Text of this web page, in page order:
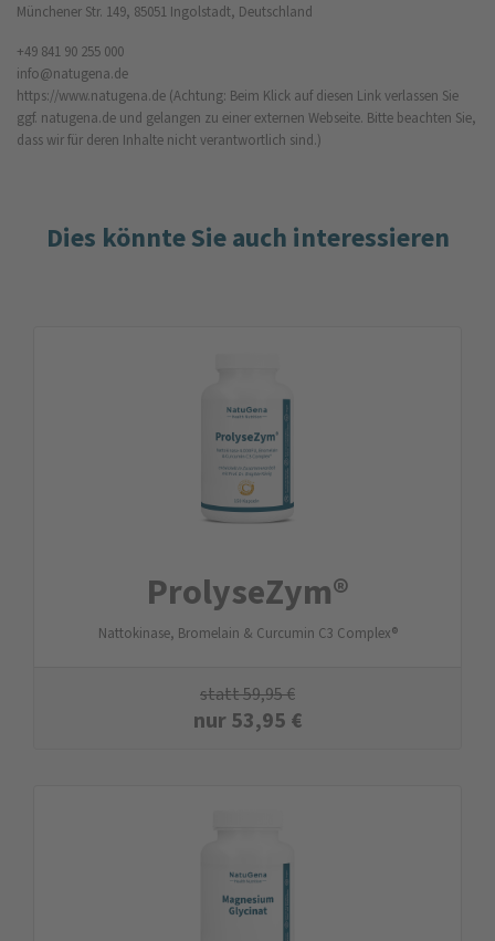
Münchener Str. 149, 85051 Ingolstadt, Deutschland
+49 841 90 255 000
info@natugena.de
https://www.natugena.de (Achtung: Beim Klick auf diesen Link verlassen Sie
ggf. natugena.de und gelangen zu einer externen Webseite. Bitte beachten Sie,
dass wir für deren Inhalte nicht verantwortlich sind.)
Dies könnte Sie auch interessieren
ProlyseZym®
Nattokinase, Bromelain & Curcumin C3 Complex®
statt59,95€
nur53,95 €